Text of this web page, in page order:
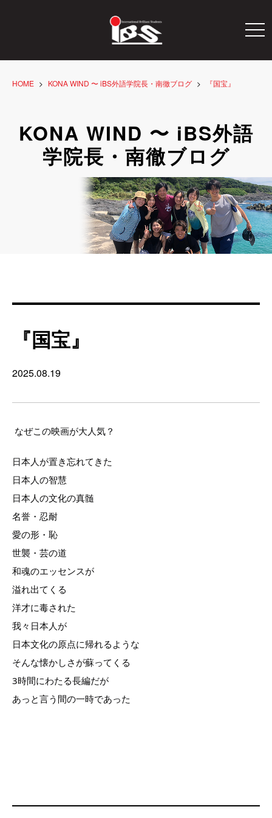
HOME KONA WIND 〜 iBS外語学院長・南徹ブログ 『国宝』
KONA WIND 〜 iBS外語
学院長・南徹ブログ
『国宝』
2025.08.19
なぜこの映画が大人気？
日本人が置き忘れてきた
日本人の智慧
日本人の文化の真髄
名誉・忍耐
愛の形・恥
世襲・芸の道
和魂のエッセンスが
溢れ出てくる
洋才に毒された
我々日本人が
日本文化の原点に帰れるような
そんな懐かしさが蘇ってくる
3時間にわたる長編だが
あっと言う間の一時であった